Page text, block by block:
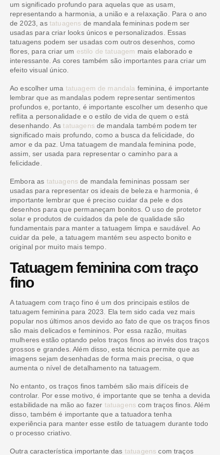
um significado profundo para aquelas que as usam,
representando a harmonia, a união e a relaxação. Para o ano
de 2023, as tatuagens de mandala femininas podem ser
usadas para criar looks únicos e personalizados. Essas
tatuagens podem ser usadas com outros desenhos, como
flores, para criar um estilo de tatuagem mais elaborado e
interessante. As cores também são importantes para criar um
efeito visual único.
Ao escolher uma tatuagem de mandala feminina, é importante
lembrar que as mandalas podem representar sentimentos
profundos e, portanto, é importante escolher um desenho que
reflita a personalidade e o estilo de vida de quem o está
desenhando. Astatuagens de mandala também podem ter
significado mais profundo, como a busca da felicidade, do
amor e da paz. Uma tatuagem de mandala feminina pode,
assim, ser usada para representar o caminho para a
felicidade.
Embora as tatuagens de mandala femininas possam ser
usadas para representar os ideais de beleza e harmonia, é
importante lembrar que é preciso cuidar da pele e dos
desenhos para que permaneçam bonitos. O uso de protetor
solar e produtos de cuidados da pele de qualidade são
fundamentais para manter a tatuagem limpa e saudável. Ao
cuidar da pele, a tatuagem mantém seu aspecto bonito e
original por muito mais tempo.
Tatuagem feminina com traço
fino
A tatuagem com traço fino é um dos principais estilos de
tatuagem feminina para 2023. Ela tem sido cada vez mais
popular nos últimos anos devido ao fato de que os traços finos
são mais delicados e femininos. Por essa razão, muitas
mulheres estão optando pelos traços finos ao invés dos traços
grossos e grandes. Além disso, esta técnica permite que as
imagens sejam desenhadas de forma mais precisa, o que
aumenta o nível de detalhamento na tatuagem.
No entanto, os traços finos também são mais difíceis de
controlar. Por esse motivo, é importante que se tenha a devida
estabilidade na mão ao fazer tatuagens com traços finos. Além
disso, também é importante que a tatuadora tenha
experiência para manter esse estilo de tatuagem durante todo
o processo criativo.
Outra característica importante das tatuagens com traços